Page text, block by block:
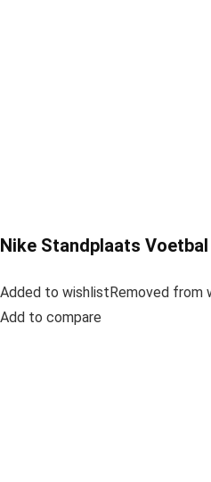
Nike Standplaats Voetbal
Added to wishlistRemoved from
Add to compare